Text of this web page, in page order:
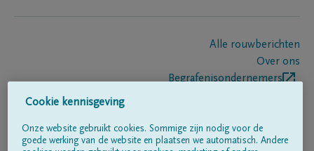
Alle rouwberichten
Over ons
Begrafenisondernemers
Volg ons op
Cookie kennisgeving
Onze website gebruikt cookies. Sommige zijn nodig voor de
goede werking van de website en plaatsen we automatisch. Andere